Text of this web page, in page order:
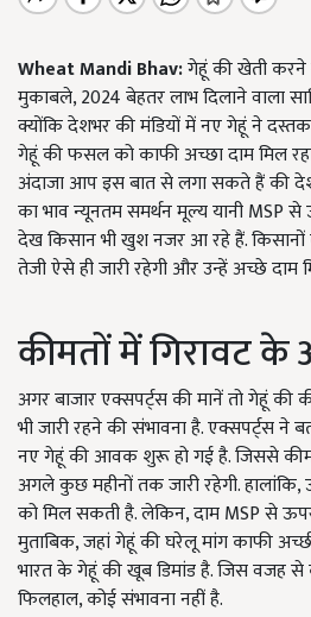
Wheat Mandi Bhav:गेहूं की खेती
मुकाबले, 2024 बेहतर लाभ दिलाने वाला
क्योंकि देशभर की मंडियों में नए गेहूं ने
गेहूं की फसल को काफी अच्छा दाम मिल
अंदाजा आप इस बात से लगा सकते हैं की
का भाव न्यूनतम समर्थन मूल्य यानी MSP
देख किसान भी खुश नजर आ रहे हैं. किसानों
तेजी ऐसे ही जारी रहेगी और उन्हें अच्छे दाम
कीमतों में गिरावट के
अगर बाजार एक्सपर्ट्स की मानें तो गेहूं की
भी जारी रहने की संभावना है. एक्सपर्ट्स ने
नए गेहूं की आवक शुरू हो गई है. जिससे
अगले कुछ महीनों तक जारी रहेगी.
को मिल सकती है. लेकिन, दाम MSP से
मुताबिक, जहां गेहूं की घरेलू मांग काफी अच्छी
भारत के गेहूं की खूब डिमांड है. जिस वजह से
फिलहाल, कोई संभावना नहीं है.